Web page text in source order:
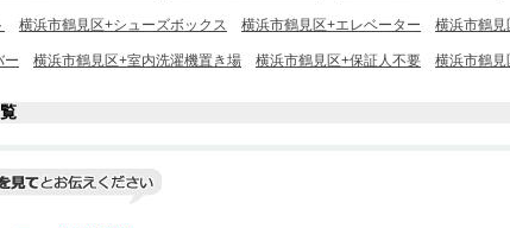
横浜市鶴見区+シューズボックス 横浜市鶴見区+エレベーター 横浜市鶴見
ー 横浜市鶴見区+室内洗濯機置き場 横浜市鶴見区+保証人不要 横浜市鶴